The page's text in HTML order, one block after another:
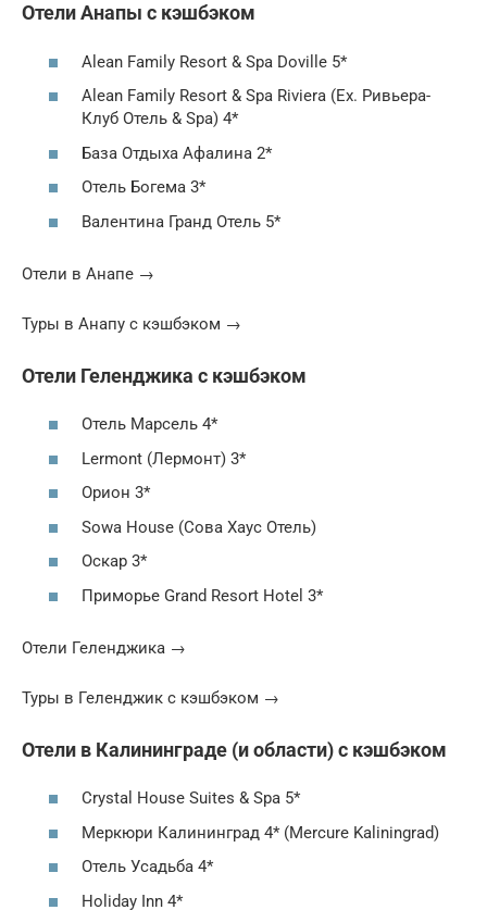
Отели Анапы с кэшбэком
Alean Family Resort & Spa Doville 5*
Alean Family Resort & Spa Riviera (Ex. Ривьера-
Клуб Отель & Spa) 4*
База Отдыха Афалина 2*
Отель Богема 3*
Валентина Гранд Отель 5*
Отели в Анапе →
Туры в Анапу с кэшбэком →
Отели Геленджика с кэшбэком
Отель Марсель 4*
Lermont (Лермонт) 3*
Орион 3*
Sowa House (Сова Хаус Отель)
Оскар 3*
Приморье Grand Resort Hotel 3*
Отели Геленджика →
Туры в Геленджик с кэшбэком →
Отели в Калининграде (и области) с кэшбэком
Crystal House Suites & Spa 5*
Меркюри Калининград 4* (Mercure Kaliningrad)
Отель Усадьба 4*
Holiday Inn 4*